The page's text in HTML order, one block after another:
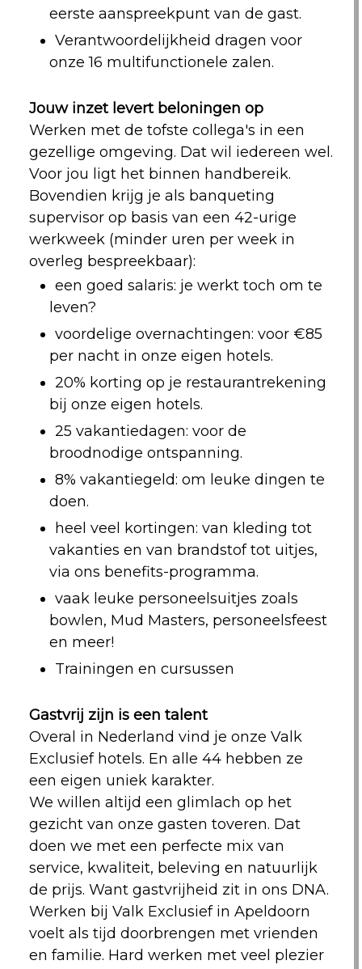
eerste aanspreekpunt van de gast.
Verantwoordelijkheid dragen voor
onze 16 multifunctionele zalen.
Jouw inzet levert beloningen op
Werken met de tofste collega's in een
gezellige omgeving. Dat wil iedereen wel.
Voor jou ligt het binnen handbereik.
Bovendien krijg je als banqueting
supervisor op basis van een 42-urige
werkweek (minder uren per week in
overleg bespreekbaar):
een goed salaris: je werkt toch om te
leven?
voordelige overnachtingen: voor €85
per nacht in onze eigen hotels.
20% korting op je restaurantrekening
bij onze eigen hotels.
25 vakantiedagen: voor de
broodnodige ontspanning.
8% vakantiegeld: om leuke dingen te
doen.
heel veel kortingen: van kleding tot
vakanties en van brandstof tot uitjes,
via ons benefits-programma.
vaak leuke personeelsuitjes zoals
bowlen, Mud Masters, personeelsfeest
en meer!
Trainingen en cursussen
Gastvrij zijn is een talent
Overal in Nederland vind je onze Valk
Exclusief hotels. En alle 44 hebben ze
een eigen uniek karakter.
We willen altijd een glimlach op het
gezicht van onze gasten toveren. Dat
doen we met een perfecte mix van
service, kwaliteit, beleving en natuurlijk
de prijs. Want gastvrijheid zit in ons DNA.
Werken bij Valk Exclusief in Apeldoorn
voelt als tijd doorbrengen met vrienden
en familie. Hard werken met veel plezier